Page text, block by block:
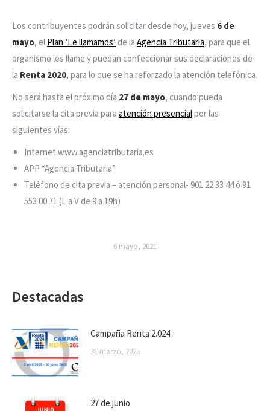
Los contribuyentes podrán solicitar desde hoy, jueves 6 de
mayo, el Plan ‘Le llamamos’ de la Agencia Tributaria, para que el
organismo les llame y puedan confeccionar sus declaraciones de
la Renta 2020, para lo que se ha reforzado la atención telefónica.
No será hasta el próximo día 27 de mayo, cuando pueda
solicitarse la cita previa para atención presencialpor las
siguientes vías:
Internet www.agenciatributaria.es
APP “Agencia Tributaria”
Teléfono de cita previa – atención personal- 901 22 33 44 ó 91
553 00 71 (L a V de 9 a 19h)
6 mayo, 2021
Destacadas
Campaña Renta 2.024
31 marzo, 2025
27 de junio